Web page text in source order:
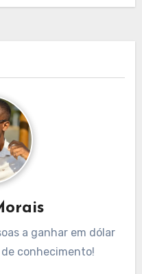
a ganhar em dólar
conhecimento!